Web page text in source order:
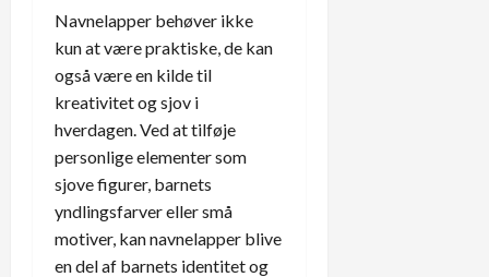
Navnelapper behøver ikke
kun at være praktiske, de kan
også være en kilde til
kreativitet og sjov i
hverdagen. Ved at tilføje
personlige elementer som
sjove figurer, barnets
yndlingsfarver eller små
motiver, kan navnelapper blive
en del af barnets identitet og